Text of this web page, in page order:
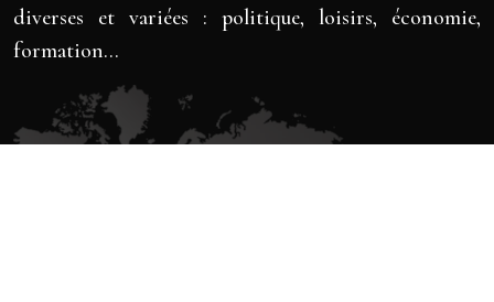
diverses et variées : politique, loisirs, économie,
formation…